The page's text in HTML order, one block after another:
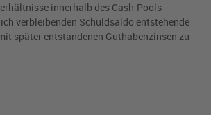
innerhalb des Cash-Pools
verbleibenden Schuldsaldo entstehende
später entstandenen Guthabenzinsen zu